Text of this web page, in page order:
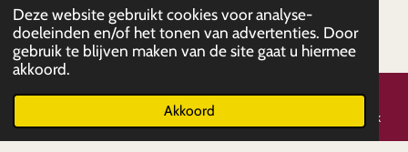
Deze website gebruikt cookies voor analyse-
doeleinden en/of het tonen van advertenties. Door
gebruik te blijven maken van de site gaat u hiermee
akkoord.
Akkoord
Verzenden
Telefoonnummer Facebook